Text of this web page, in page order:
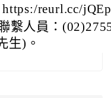
reurl.cc/
繫人員：
生)。